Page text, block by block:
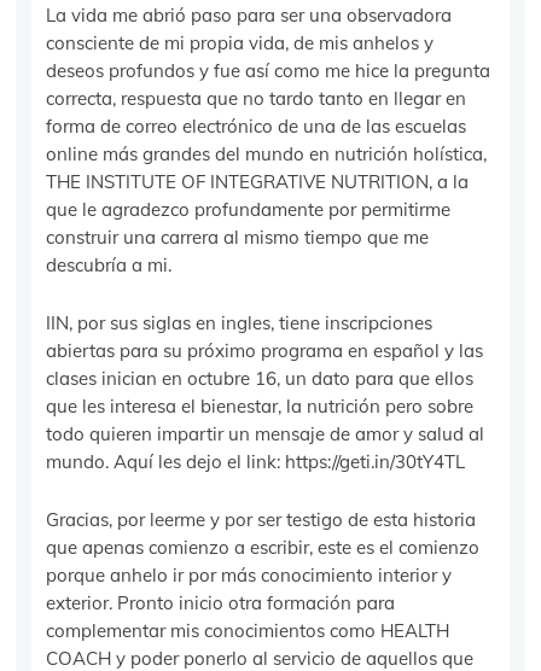
La vida me abrió paso para ser una observadora
consciente de mi propia vida, de mis anhelos y
deseos profundos y fue así como me hice la pregunta
correcta, respuesta que no tardo tanto en llegar en
forma de correo electrónico de una de las escuelas
online más grandes del mundo en nutrición holística,
THE INSTITUTE OF INTEGRATIVE NUTRITION, a la
que le agradezco profundamente por permitirme
construir una carrera al mismo tiempo que me
descubría a mi.
IIN, por sus siglas en ingles, tiene inscripciones
abiertas para su próximo programa en español y las
clases inician en octubre 16, un dato para que ellos
que les interesa el bienestar, la nutrición pero sobre
todo quieren impartir un mensaje de amor y salud al
mundo. Aquí les dejo el link: https://geti.in/30tY4TL
Gracias, por leerme y por ser testigo de esta historia
que apenas comienzo a escribir, este es el comienzo
porque anhelo ir por más conocimiento interior y
exterior. Pronto inicio otra formación para
complementar mis conocimientos como HEALTH
COACH y poder ponerlo al servicio de aquellos que